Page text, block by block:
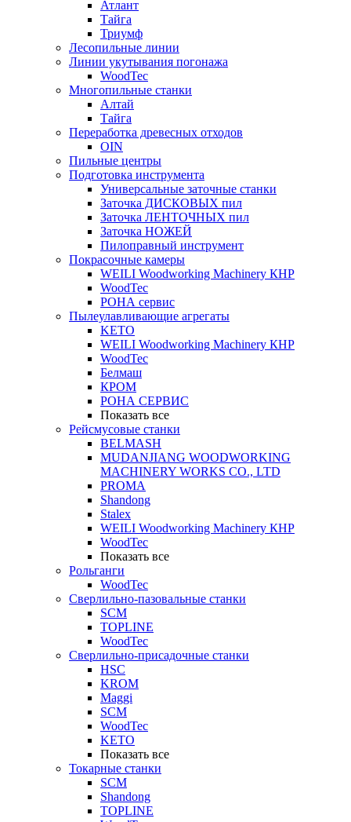
Атлант
Тайга
Триумф
Лесопильные линии
Линии укутывания погонажа
WoodTec
Многопильные станки
Алтай
Тайга
Переработка древесных отходов
OIN
Пильные центры
Подготовка инструмента
Универсальные заточные станки
Заточка ДИСКОВЫХ пил
Заточка ЛЕНТОЧНЫХ пил
Заточка НОЖЕЙ
Пилоправный инструмент
Покрасочные камеры
WEILI Woodworking Machinery КНР
WoodTec
РОНА сервис
Пылеулавливающие агрегаты
KETO
WEILI Woodworking Machinery КНР
WoodTec
Белмаш
КРОМ
РОНА СЕРВИС
Показать все
Рейсмусовые станки
BELMASH
MUDANJIANG WOODWORKING
MACHINERY WORKS CO., LTD
PROMA
Shandong
Stalex
WEILI Woodworking Machinery КНР
WoodTec
Показать все
Рольганги
WoodTec
Сверлильно-пазовальные станки
SCM
TOPLINE
WoodTec
Сверлильно-присадочные станки
HSC
KROM
Maggi
SCM
WoodTec
KETO
Показать все
Токарные станки
SCM
Shandong
TOPLINE